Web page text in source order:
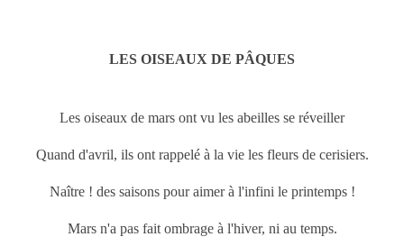
LES OISEAUX DE PÂQUES
Les oiseaux de mars ont vu les abeilles se réveiller
Quand d'avril, ils ont rappelé à la vie les fleurs de cerisiers.
Naître ! des saisons pour aimer à l'infini le printemps !
Mars n'a pas fait ombrage à l'hiver, ni au temps.